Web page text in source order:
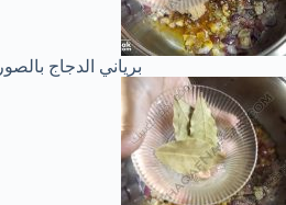
برياني الدجاج بالصور